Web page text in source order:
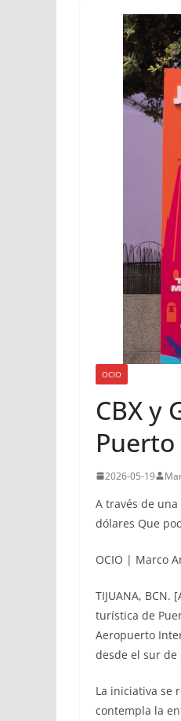
OCIO
CBX y
2026-05-19
A través de
dólares Que
OCIO | Marco
TIJUANA,
turística de
Aeropuerto
desde el sur de
La iniciativa se
contempla la